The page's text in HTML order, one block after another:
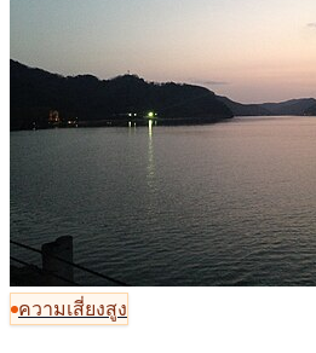
ความเสี่ยงสูง